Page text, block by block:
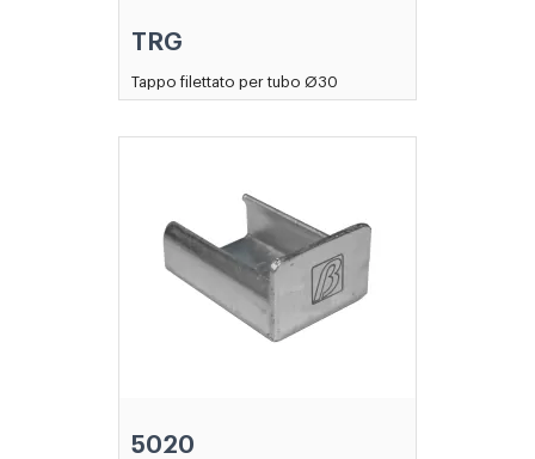
TRG
Tappo filettato per tubo Ø30
5020